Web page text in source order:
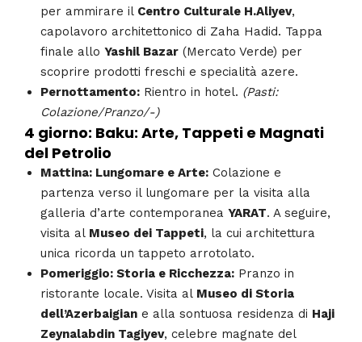
per ammirare il Centro Culturale H.Aliyev,
capolavoro architettonico di Zaha Hadid. Tappa
finale allo Yashil Bazar (Mercato Verde) per
scoprire prodotti freschi e specialità azere.
Pernottamento: Rientro in hotel. (Pasti:
Colazione/Pranzo/-)
4 giorno: Baku: Arte, Tappeti e Magnati
del Petrolio
Mattina: Lungomare e Arte: Colazione e
partenza verso il lungomare per la visita alla
galleria d’arte contemporanea YARAT. A seguire,
visita al Museo dei Tappeti, la cui architettura
unica ricorda un tappeto arrotolato.
Pomeriggio: Storia e Ricchezza: Pranzo in
ristorante locale. Visita al Museo di Storia
dell’Azerbaigian e alla sontuosa residenza di Haji
Zeynalabdin Tagiyev, celebre magnate del